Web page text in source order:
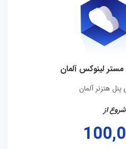
مستر لینوکس آلمان
هتزنر آلمان
شروع از